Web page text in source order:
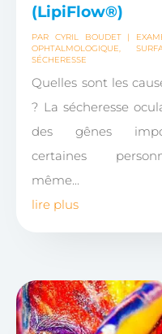
(LipiFlow®)
PARCYRIL BOUDET|
OPHTALMOLOGIQUE,
SÉCHERESSE
Quelles sont les
? La sécheresse
des gênes
certaines
même...
lire plus